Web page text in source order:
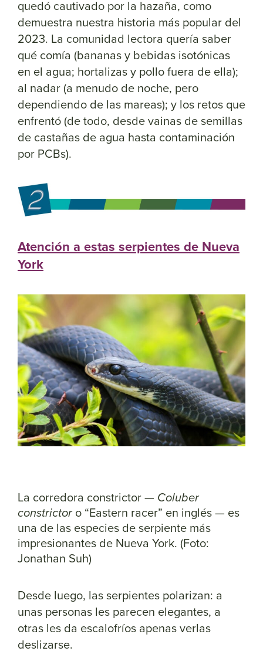
quedó cautivado por la hazaña, como
demuestra nuestra historia más popular del
2023. La comunidad lectora quería saber
qué comía (bananas y bebidas isotónicas
en el agua; hortalizas y pollo fuera de ella);
al nadar (a menudo de noche, pero
dependiendo de las mareas); y los retos que
enfrentó (de todo, desde vainas de semillas
de castañas de agua hasta contaminación
por PCBs).
Atención a estas serpientes de Nueva
York
La corredora constrictor — Coluber
constrictoro “Eastern racer” en inglés — es
una de las especies de serpiente más
impresionantes de Nueva York. (Foto:
Jonathan Suh)
Desde luego, las serpientes polarizan: a
unas personas les parecen elegantes, a
otras les da escalofríos apenas verlas
deslizarse.